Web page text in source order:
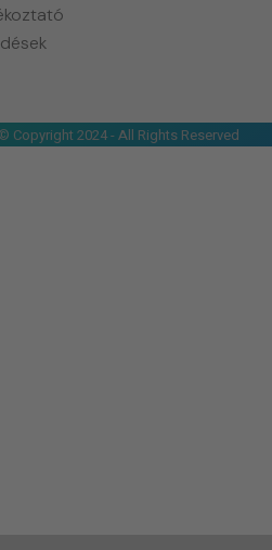
Copyright 2024 - All Rights Reserved